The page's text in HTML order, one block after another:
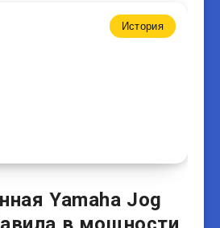
История
Yamaha Jog